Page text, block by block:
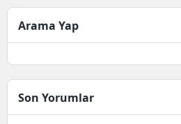
Arama Yap
Son Yorumlar